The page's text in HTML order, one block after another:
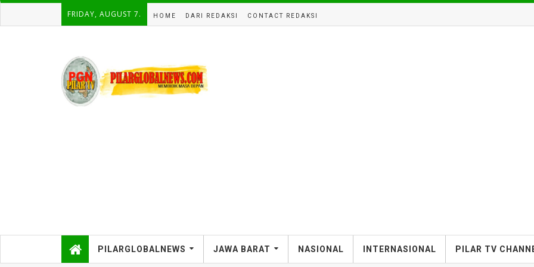
FRIDAY, AUGUST 7. HOME DARI REDAKSI CONTACT REDAKSI
PILARGLOBALNEWS JAWA BARAT NASIONAL INTERNASIONAL PILAR TV